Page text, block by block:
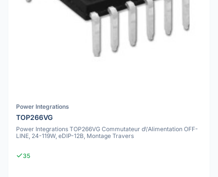
Power Integrations
TOP266VG
Power Integrations TOP266VG Commutateur d\'Alimentation OFF-
LINE, 24-119W, eDIP-12B, Montage Travers
35